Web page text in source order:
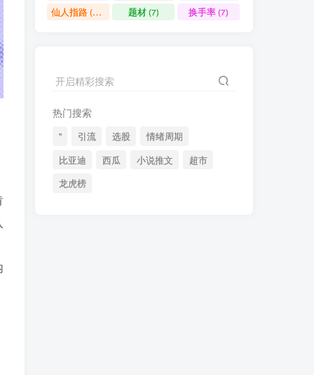
仙人指路(10) 题材(7) 换手率(7)
开启精彩搜索
热门搜索
" 引流 选股
情绪周期
比亚迪
西瓜 小说推文
超市
龙虎榜
2 股票打板、上板、封板、翘板、炸板是什么意思？炒股你必须懂的暗语！
短线交易必须要懂的术语有哪些？股票分时水上、水下是什么意思？
6 全程图解超详细！何为打板以及打板战法的精髓